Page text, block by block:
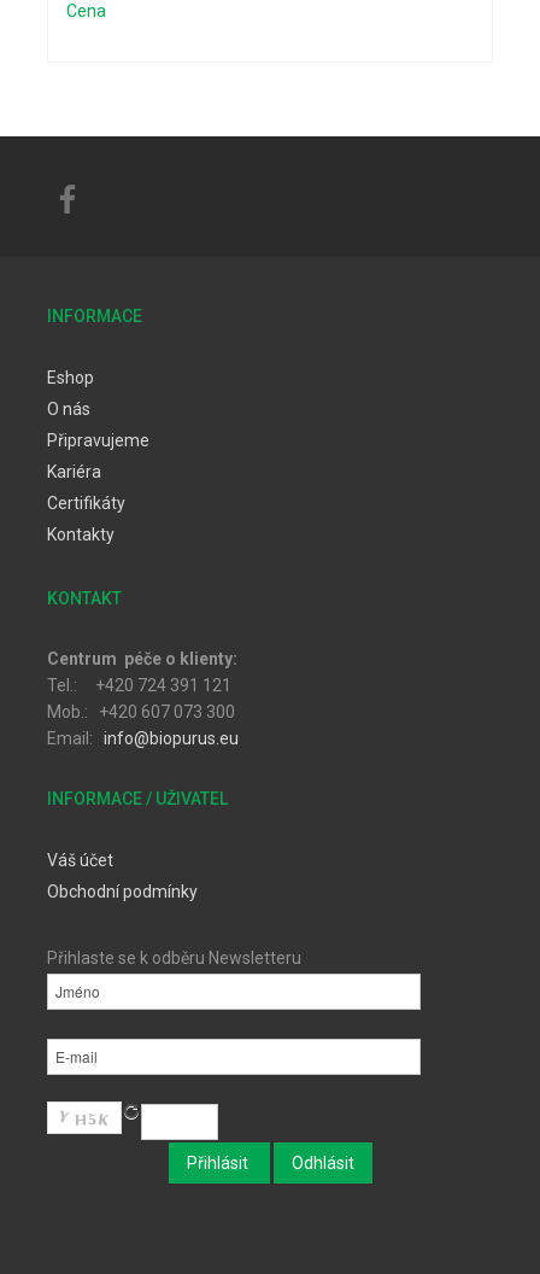
Cena
INFORMACE
Eshop
O nás
Připravujeme
Kariéra
Certifikáty
Kontakty
KONTAKT
Centrum péče o klienty:
Tel.: +420 724 391 121
Mob.: +420 607 073 300
Email: info@biopurus.eu
INFORMACE / UŽIVATEL
Váš účet
Obchodní podmínky
Přihlaste se k odběru Newsletteru